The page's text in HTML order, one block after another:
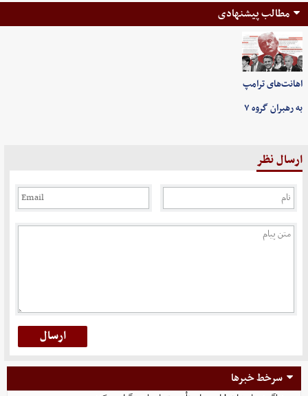
مطالب پیشنهادی
اهانت‌های ترامپ
به رهبران گروه ۷
ارسال نظر
سرخط خبرها